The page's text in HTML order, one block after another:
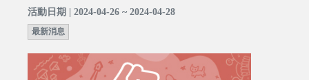
活動日期 | 2024-04-26 ~ 2024-04-28
最新消息